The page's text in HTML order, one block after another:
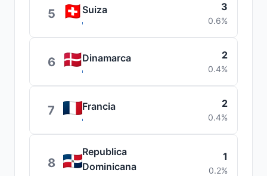
5 Suiza 3
0.6%
6 Dinamarca 2
0.4%
7 Francia 2
0.4%
8
Republica
Dominicana
1
0.2%